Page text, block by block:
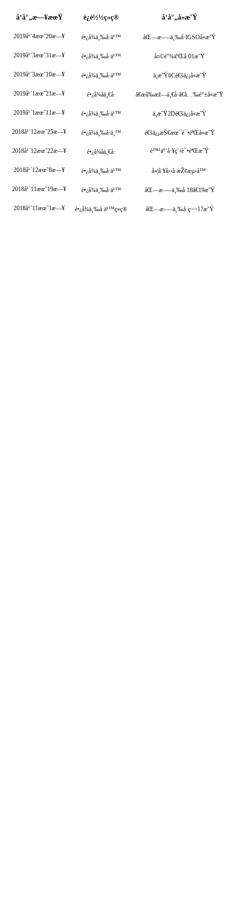
å‘å°„æ—¥æœŸ è¿è½½ç«ç®­ å‘å°„å«æ˜Ÿ
2019å¹´4æœˆ20æ—¥ é•¿å¾ä¸‰å·ä¹™ åŒ—æ–—ä¸‰å·IGSOå«æ˜Ÿ
2019å¹´3æœˆ31æ—¥ é•¿å¾ä¸‰å·ä¹™ å¤©é“¾äºŒå·01æ˜Ÿ
2019å¹´3æœˆ10æ—¥ é•¿å¾ä¸‰å·ä¹™ ä¸­æ˜Ÿ6Cé€šä¿¡å«æ˜Ÿ
2019å¹´1æœˆ21æ—¥ é•¿å¾åä¸€å· â€œå‰æž—ä¸€å·â€å…‰è°±å«æ˜Ÿ
2019å¹´1æœˆ11æ—¥ é•¿å¾ä¸‰å·ä¹™ ä¸­æ˜Ÿ2Dé€šä¿¡å«æ˜Ÿ
2018å¹´12æœˆ25æ—¥ é•¿å¾ä¸‰å·ä¸™ é€šä¿¡æŠ€æœ¯è¯•éªŒå«æ˜Ÿ
2018å¹´12æœˆ22æ—¥ é•¿å¾åä¸€å· è™¹äº‘å·¥ç¨‹è¯•éªŒæ˜Ÿ
2018å¹´12æœˆ8æ—¥ é•¿å¾ä¸‰å·ä¹™ å«¦å¨¥å››å·æŽ¢æµ‹å™¨
2018å¹´11æœˆ19æ—¥ é•¿å¾ä¸‰å·ä¹™ åŒ—æ–—ä¸‰å·18ã€19æ˜Ÿ
2018å¹´11æœˆ1æ—¥ é•¿å¾ä¸‰å·ä¹™ç«ç®­ åŒ—æ–—ä¸‰å·ç¬¬17æ˜Ÿ